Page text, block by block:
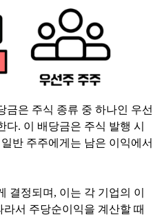
금은 주식 종류 중 하나인 우선
. 이 배당금은 주식 발행 시
반 주주에게는 남은 이익에서
결정되며, 이는 각 기업의 이
서 주당순이익을 계산할 때